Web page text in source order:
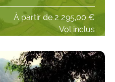
Vol inclus
À partir de2 295,00 €